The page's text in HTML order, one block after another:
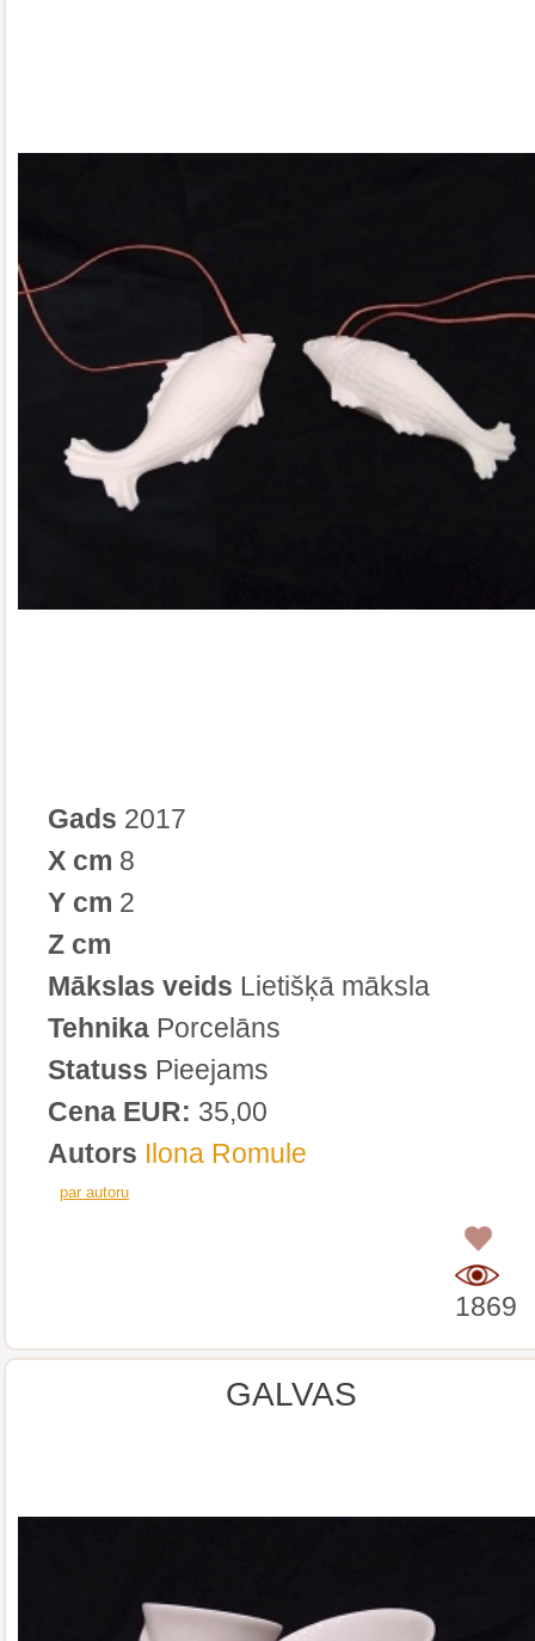
Gads 2017
X cm 8
Y cm 2
Z cm
Mākslas veids Lietišķā māksla
Tehnika Porcelāns
Statuss Pieejams
Cena EUR: 35,00
Autors Ilona Romule
par autoru
1869
GALVAS